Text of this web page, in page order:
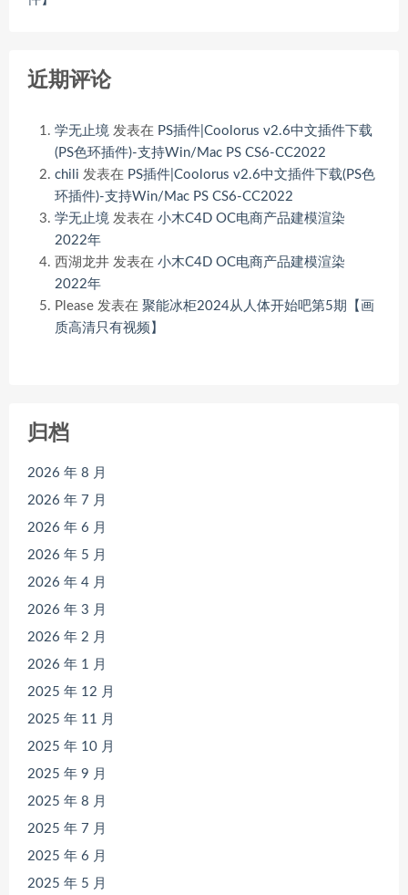
近期评论
学无止境 发表在 PS插件|Coolorus v2.6中文插件下载
(PS色环插件)-支持Win/Mac PS CS6-CC2022
chili 发表在 PS插件|Coolorus v2.6中文插件下载(PS色
环插件)-支持Win/Mac PS CS6-CC2022
学无止境 发表在 小木C4D OC电商产品建模渲染
2022年
西湖龙井 发表在 小木C4D OC电商产品建模渲染
2022年
Please 发表在 聚能冰柜2024从人体开始吧第5期【画
质高清只有视频】
归档
2026 年 8 月
2026 年 7 月
2026 年 6 月
2026 年 5 月
2026 年 4 月
2026 年 3 月
2026 年 2 月
2026 年 1 月
2025 年 12 月
2025 年 11 月
2025 年 10 月
2025 年 9 月
2025 年 8 月
2025 年 7 月
2025 年 6 月
2025 年 5 月